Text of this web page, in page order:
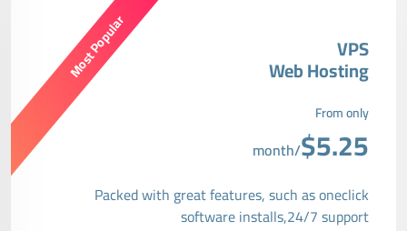
VPS
Web Hosting
Most Popular
From only
$5.25
/month
Packed with great features, such as oneclick
software installs,24/7 support